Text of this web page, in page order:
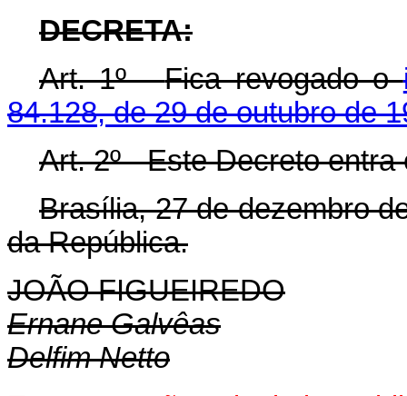
DECRETA:
Art. 1º -Fica revogado o
84.128, de 29 de outubro de
Art. 2º - Este Decreto
Brasília, 27 de dezembro
da República.
JOÃO FIGUEIREDO
Ernane Galvêas
Delfim Netto